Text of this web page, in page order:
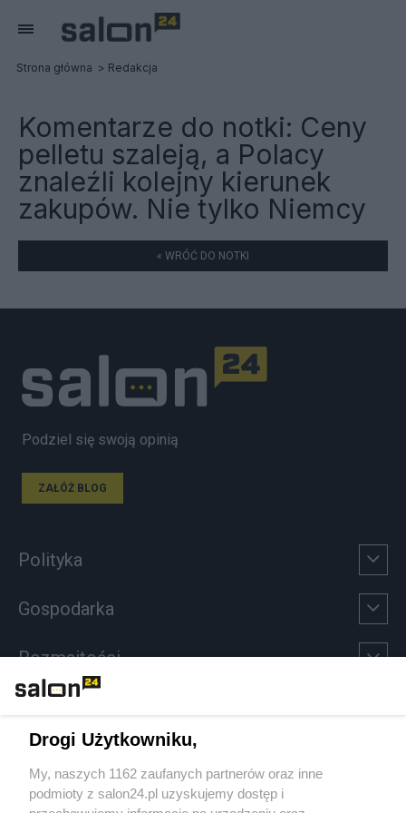
Strona główna Redakcja
Komentarze do notki: Ceny
pelletu szaleją, a Polacy
znaleźli kolejny kierunek
zakupów. Nie tylko Niemcy
« WRÓĆ DO NOTKI
Podziel się swoją opinią
ZAŁÓŻ BLOG
Polityka
Gospodarka
Rozmaitości
Sport
Społeczeństwo
Drogi Użytkowniku,
My, naszych 1162 zaufanych partnerów oraz inne
podmioty z salon24.pl uzyskujemy dostęp i